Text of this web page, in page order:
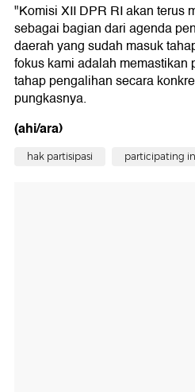
"Komisi XII DPR RI akan terus
sebagai bagian dari agenda
daerah yang sudah masuk
fokus kami adalah memastikan
tahap pengalihan secara
pungkasnya.
(ahi/ara)
hak partisipasi participating